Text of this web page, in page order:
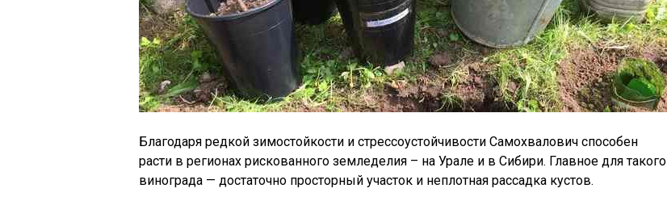
Благодаря редкой зимостойкости и стрессоустойчивости Самохвалович способен
расти в регионах рискованного земледелия – на Урале и в Сибири. Главное для такого
винограда — достаточно просторный участок и неплотная рассадка кустов.